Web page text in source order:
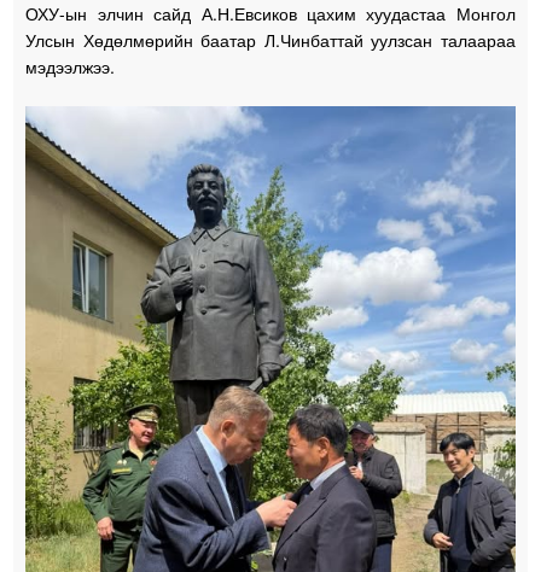
ОХУ-ын элчин сайд А.Н.Евсиков цахим хуудастаа Монгол
Улсын Хөдөлмөрийн баатар Л.Чинбаттай уулзсан талаараа
мэдээлжээ.